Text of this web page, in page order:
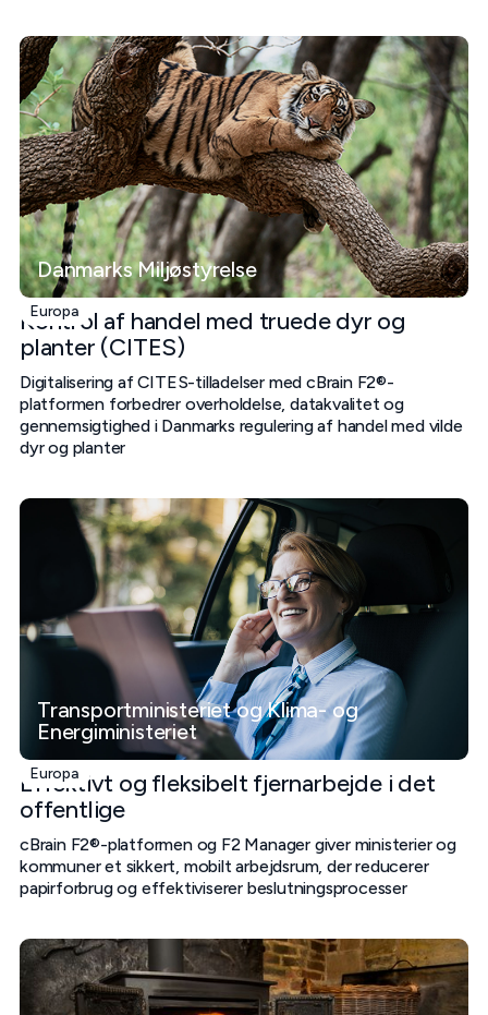
Danmarks Miljøstyrelse
Europa
Kontrol af handel med truede dyr og
planter (CITES)
Digitalisering af CITES-tilladelser med cBrain F2®-
platformen forbedrer overholdelse, datakvalitet og
gennemsigtighed i Danmarks regulering af handel med vilde
dyr og planter
Transportministeriet og Klima- og
Energiministeriet
Europa
Effektivt og fleksibelt fjernarbejde i det
offentlige
cBrain F2®-platformen og F2 Manager giver ministerier og
kommuner et sikkert, mobilt arbejdsrum, der reducerer
papirforbrug og effektiviserer beslutningsprocesser